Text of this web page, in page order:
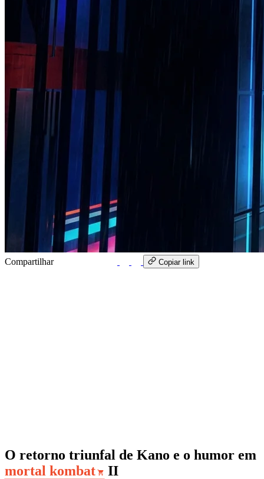
Compartilhar Copiar link
O retorno triunfal de Kano e o humor em
mortal kombat
II